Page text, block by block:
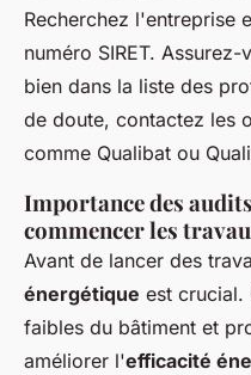
Recherchez l'entreprise
numéro SIRET.
bien dans la liste des
de doute, contactez les
comme Qualibat ou
Importance des
commencer les
Avant de lancer des
énergétique est crucial.
faibles du bâtiment et
améliorer l'efficacité